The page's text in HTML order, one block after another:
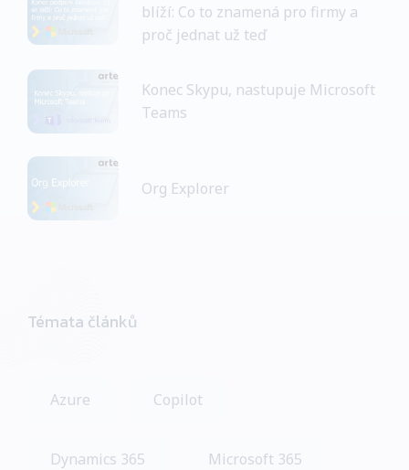
blíží: Co to znamená pro firmy a
proč jednat už teď
Konec Skypu, nastupuje Microsoft
Teams
Org Explorer
Témata článků
Azure Copilot
Dynamics 365 Microsoft 365